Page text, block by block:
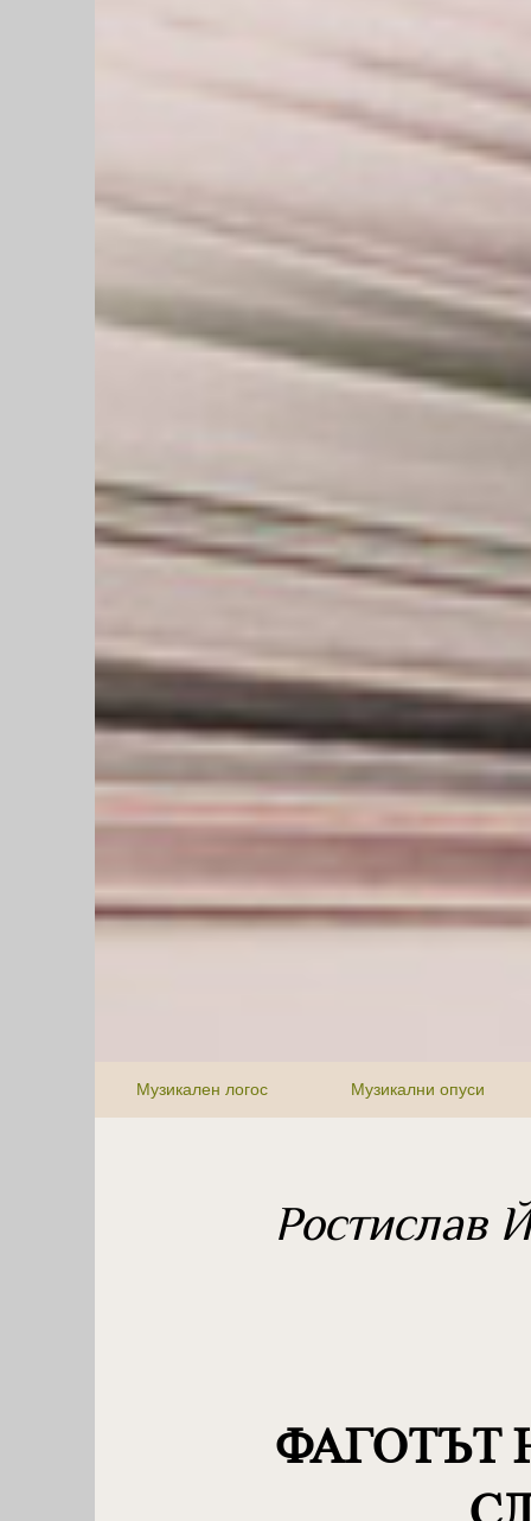
Музикален логос Музикални опуси
Ростислав
ФАГОТЪТ